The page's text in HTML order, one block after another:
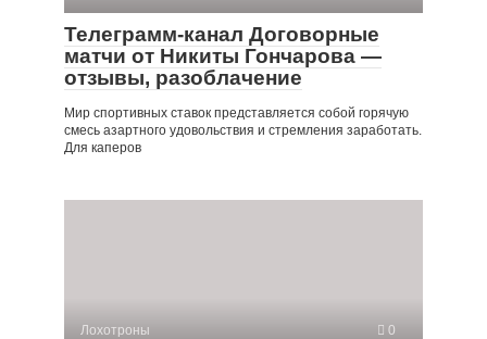
Телеграмм-канал Договорные
матчи от Никиты Гончарова —
отзывы, разоблачение
Мир спортивных ставок представляется собой горячую
смесь азартного удовольствия и стремления заработать.
Для каперов
Лохотроны 0